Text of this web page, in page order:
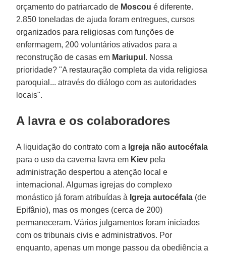
orçamento do patriarcado de Moscou é diferente.
2.850 toneladas de ajuda foram entregues, cursos
organizados para religiosas com funções de
enfermagem, 200 voluntários ativados para a
reconstrução de casas em Mariupul . Nossa
prioridade? "A restauração completa da vida religiosa
paroquial... através do diálogo com as autoridades
locais".
A lavra e os colaboradores
A liquidação do contrato com a Igreja não autocéfala
para o uso da caverna lavra em Kiev pela
administração despertou a atenção local e
internacional. Algumas igrejas do complexo
monástico já foram atribuídas à Igreja autocéfala (de
Epifânio), mas os monges (cerca de 200)
permaneceram. Vários julgamentos foram iniciados
com os tribunais civis e administrativos. Por
enquanto, apenas um monge passou da obediência a